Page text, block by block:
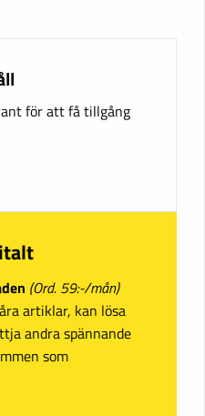
för att få tillgång
(Ord. 59:-/mån)
artiklar, kan lösa
andra spännande
som